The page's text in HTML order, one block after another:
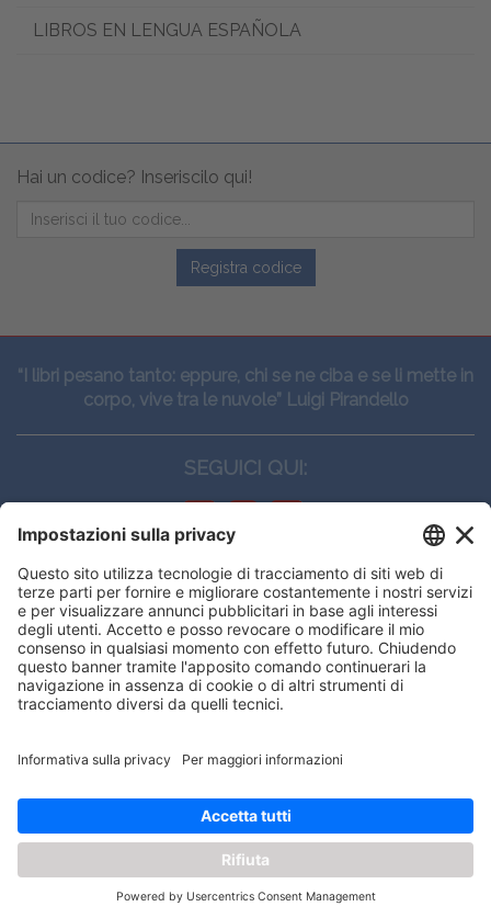
LIBROS EN LENGUA ESPAÑOLA
Hai un codice? Inseriscilo qui!
Registra codice
“I libri pesano tanto: eppure, chi se ne ciba e se li mette in
corpo, vive tra le nuvole” Luigi Pirandello
SEGUICI QUI:
CONTATTI
Edi.Ermes srl
Viale E. Forlanini, 21 - 20134, Milano
(+39)027021121
E-mail:eeinfo@eenet.it
ORARI
Lunedì — Giovedì: - 08:30 - 13:00 – 14:00 - 17:30
Venerdì: - 08:30 - 13:00 – 14:00 - 16:00
offrirti la migliore navigazione
OK